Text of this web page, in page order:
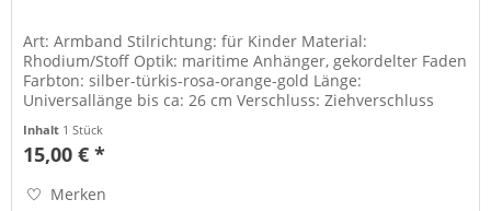
Art: Armband Stilrichtung: für Kinder Material:
Rhodium/Stoff Optik: maritime Anhänger, gekordelter Faden
Farbton: silber-türkis-rosa-orange-gold Länge:
Universallänge bis ca: 26 cm Verschluss: Ziehverschluss
Inhalt 1 Stück
15,00 € *
Merken